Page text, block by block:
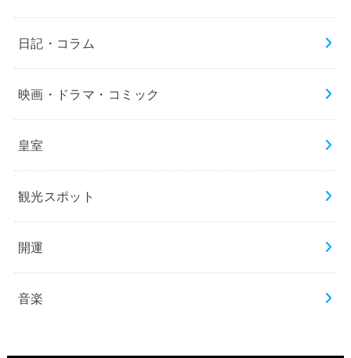
日記・コラム
映画・ドラマ・コミック
皇室
観光スポット
開運
音楽